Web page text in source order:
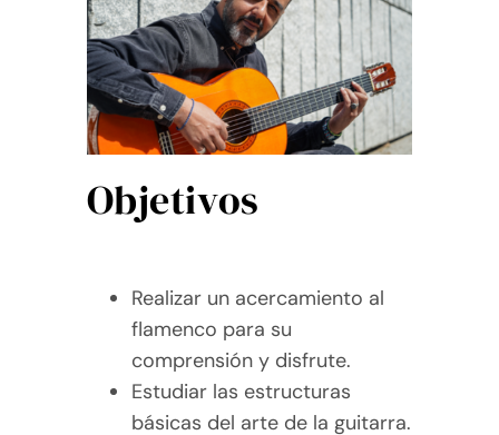
Objetivos
Realizar un acercamiento al
flamenco para su
comprensión y disfrute.
Estudiar las estructuras
básicas del arte de la guitarra.